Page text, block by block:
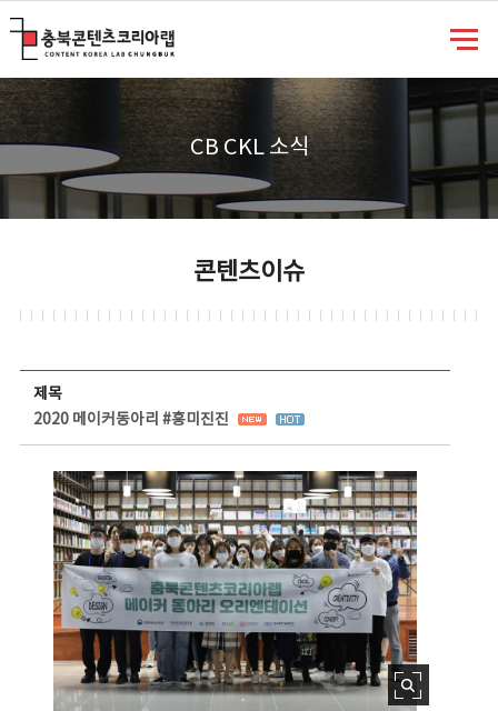
CB CKL 소식
콘텐츠이슈
제목
2020 메이커동아리 #흥미진진